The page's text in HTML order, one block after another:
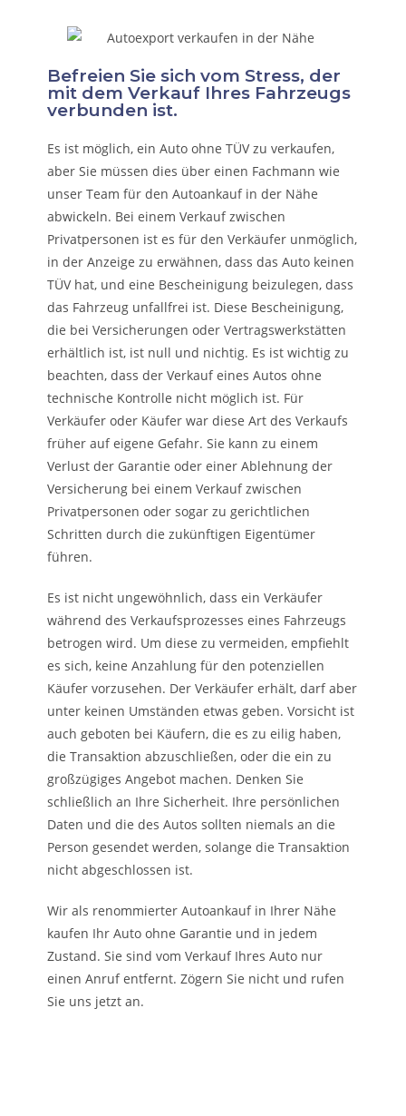
Befreien Sie sich vom Stress, der
mit dem Verkauf Ihres Fahrzeugs
verbunden ist.
Es ist möglich, ein Auto ohne TÜV zu verkaufen,
aber Sie müssen dies über einen Fachmann wie
unser Team für den Autoankauf in der Nähe
abwickeln. Bei einem Verkauf zwischen
Privatpersonen ist es für den Verkäufer unmöglich,
in der Anzeige zu erwähnen, dass das Auto keinen
TÜV hat, und eine Bescheinigung beizulegen, dass
das Fahrzeug unfallfrei ist. Diese Bescheinigung,
die bei Versicherungen oder Vertragswerkstätten
erhältlich ist, ist null und nichtig. Es ist wichtig zu
beachten, dass der Verkauf eines Autos ohne
technische Kontrolle nicht möglich ist. Für
Verkäufer oder Käufer war diese Art des Verkaufs
früher auf eigene Gefahr. Sie kann zu einem
Verlust der Garantie oder einer Ablehnung der
Versicherung bei einem Verkauf zwischen
Privatpersonen oder sogar zu gerichtlichen
Schritten durch die zukünftigen Eigentümer
führen.
Es ist nicht ungewöhnlich, dass ein Verkäufer
während des Verkaufsprozesses eines Fahrzeugs
betrogen wird. Um diese zu vermeiden, empfiehlt
es sich, keine Anzahlung für den potenziellen
Käufer vorzusehen. Der Verkäufer erhält, darf aber
unter keinen Umständen etwas geben. Vorsicht ist
auch geboten bei Käufern, die es zu eilig haben,
die Transaktion abzuschließen, oder die ein zu
großzügiges Angebot machen. Denken Sie
schließlich an Ihre Sicherheit. Ihre persönlichen
Daten und die des Autos sollten niemals an die
Person gesendet werden, solange die Transaktion
nicht abgeschlossen ist.
Wir als renommierter Autoankauf in Ihrer Nähe
kaufen Ihr Auto ohne Garantie und in jedem
Zustand. Sie sind vom Verkauf Ihres Auto nur
einen Anruf entfernt. Zögern Sie nicht und rufen
Sie uns jetzt an.